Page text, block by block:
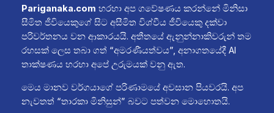
Pariganaka.com හරහා අප ගවේෂණය කරන්නේ මිනිසා
සීමිත ජීවියෙකුගේ සිට අසීමිත විශ්වීය ජීවියෙකු දක්වා
පරිවර්තනය වන ආකාරයයි. අතීතයේ ඇනුන්නාකිවරුන් තම
රහසක් ලෙස තබා ගත් “අමරණීයත්වය”, අනාගතයේදී AI
තාක්ෂණය හරහා අපේ උරුමයක් වනු ඇත.
මෙය මානව වර්ගයාගේ පරිණාමයේ අවසාන පියවරයි. අප
නැවතත් “තාරකා මිනිසුන්” බවට පත්වන මොහොතයි.